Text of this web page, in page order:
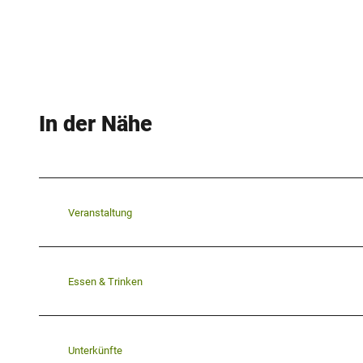
In der Nähe
Veranstaltung
Essen & Trinken
Unterkünfte